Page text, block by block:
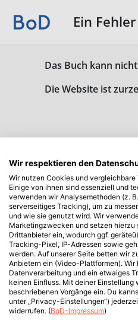
Ein
Das Buch kann
Die Website ist
Wir respektieren den
Wir nutzen Cookies und
Einige von ihnen sind essenziell und
verwenden wir Analysemethoden (z.
serverseitiges Tracking), um zu
und wie sie genutzt wird. Wir
Marketingzwecken und setzen
Drittanbieter ein, wodurch ggf.
Tracking-Pixel, IP-Adressen sowie
werden. Auf unserer Seite betten wir
Anbietern ein (Video-Plattformen).
Datenverarbeitung und ein etwaiges
keinen Einfluss. Mit deiner Einstellung
beschriebenen Vorgänge ein. Du
unter „Privacy-Einstellungen“)
widerrufen. (BoD-Impressum)